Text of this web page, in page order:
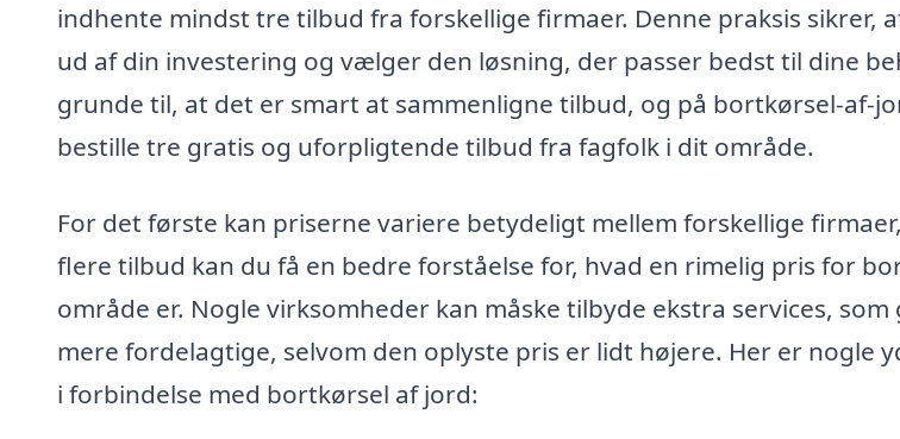
indhente mindst tre tilbud fra forskellige firmaer. Denne praksis sikrer,
ud af din investering og vælger den løsning, der passer bedst til dine
grunde til, at det er smart at sammenligne tilbud, og på bortkørsel-af-
bestille tre gratis og uforpligtende tilbud fra fagfolk i dit område.
For det første kan priserne variere betydeligt mellem forskellige
flere tilbud kan du få en bedre forståelse for, hvad en rimelig pris for
område er. Nogle virksomheder kan måske tilbyde ekstra services,
mere fordelagtige, selvom den oplyste pris er lidt højere. Her er nogle
i forbindelse med bortkørsel af jord: